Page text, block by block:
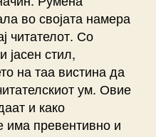
во својата намера
читателот. Со
јасен стил,
на таа вистина да
ум. Овие
и како
има превентивно и